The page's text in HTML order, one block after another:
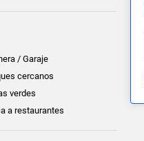
/ Garaje
cercanos
verdes
a restaurantes